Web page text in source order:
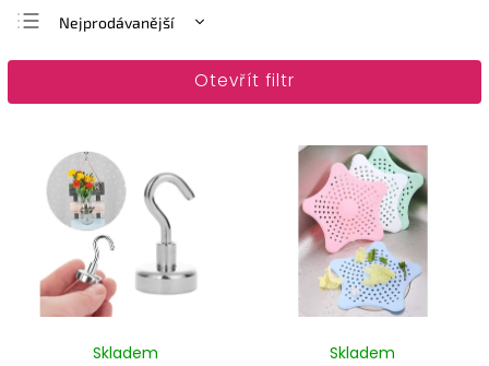
Nejprodávanější
Nejlevnější
Otevřít filtr
Skladem Skladem